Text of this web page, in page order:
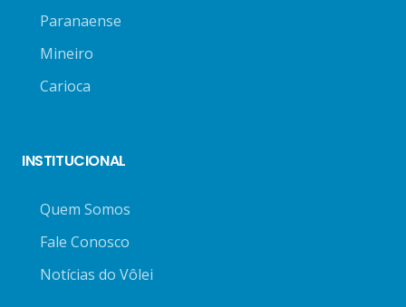
Paranaense
Mineiro
Carioca
INSTITUCIONAL
Quem Somos
Fale Conosco
Notícias do Vôlei